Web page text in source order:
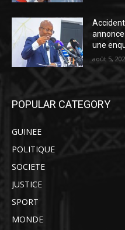
une
août 5,
POPULAR CATEGORY
GUINEE
POLITIQUE
SOCIETE
JUSTICE
SPORT
MONDE